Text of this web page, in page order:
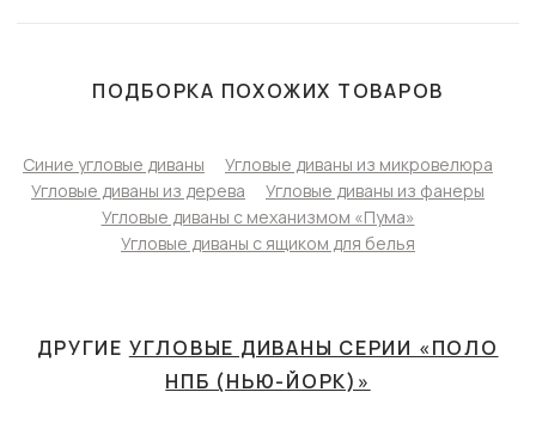
ПОДБОРКА ПОХОЖИХ ТОВАРОВ
Синие угловые диваны
Угловые диваны из микровелюра
Угловые диваны из дерева
Угловые диваны из фанеры
Угловые диваны с механизмом «Пума»
Угловые диваны с ящиком для белья
ДРУГИЕ УГЛОВЫЕ ДИВАНЫ СЕРИИ «ПОЛО
НПБ (НЬЮ-ЙОРК)»